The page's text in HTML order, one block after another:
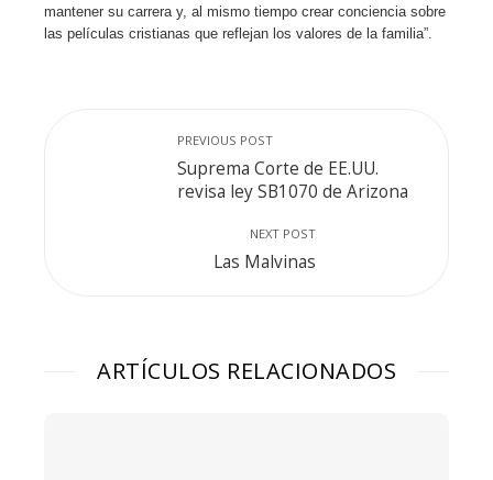
mantener su carrera y, al mismo tiempo crear conciencia sobre
las películas cristianas que reflejan los valores de la familia”.
PREVIOUS POST
Suprema Corte de EE.UU.
revisa ley SB1070 de Arizona
NEXT POST
Las Malvinas
ARTÍCULOS RELACIONADOS